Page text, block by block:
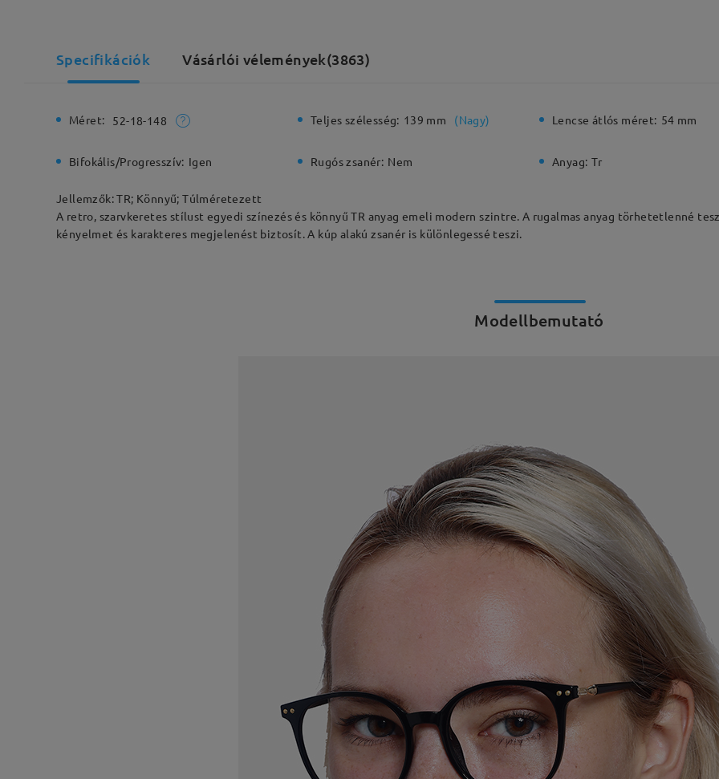
Specifikációk Vásárlói vélemények(3863)
Méret: 52-18-148 Teljes szélesség: 139 mm (Nagy) Lencse átlós méret: 54 mm
Bifokális/Progresszív: Igen Rugós zsanér: Nem Anyag: Tr
Jellemzők: TR; Könnyű; Túlméretezett
A retro, szarvkeretes stílust egyedi színezés és könnyű TR anyag emeli modern szintre. A rugalmas anyag törhetetlenné
kényelmet és karakteres megjelenést biztosít. A kúp alakú zsanér is különlegessé teszi.
Modellbemutató